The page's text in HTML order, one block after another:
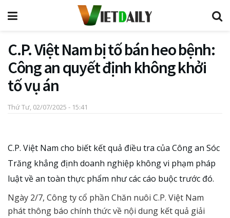
C.P. Việt Nam bị tố bán heo bệnh:
Công an quyết định không khởi
tố vụ án
Thứ Tư, 02/07/2025 - 15:41
C.P. Việt Nam cho biết kết quả điều tra của Công an Sóc
Trăng khẳng định doanh nghiệp không vi phạm pháp
luật về an toàn thực phẩm như các cáo buộc trước đó.
Ngày 2/7, Công ty cổ phần Chăn nuôi C.P. Việt Nam
phát thông báo chính thức về nội dung kết quả giải